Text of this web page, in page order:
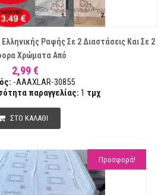
Ραφής Σε 2 Διαστάσεις Και Σε 2
Χρώματα Από
2,99 €
-AAAXLAR-30855
παραγγελίας: 1 τμχ
ΣΤΟ ΚΑΛΑΘΙ
Προσφορά!